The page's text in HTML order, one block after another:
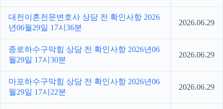
대전이혼전문변호사 상담 전 확인사항 2026
년06월29일 17시36분
2026.06.29
종로하수구막힘 상담 전 확인사항 2026년06
월29일 17시30분
2026.06.29
마포하수구막힘 상담 전 확인사항 2026년06
월29일 17시22분
2026.06.29